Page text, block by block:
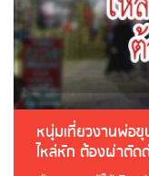
หนุ่มเที่ยวงานพ่อ
ไหล่หัก ต้องผ่าตัด